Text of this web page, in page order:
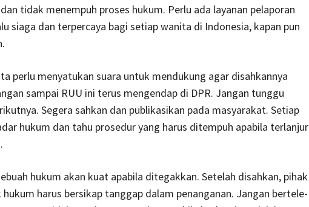
tidak menempuh proses hukum. Perlu ada layanan pelaporan
siaga dan terpercaya bagi setiap wanita di Indonesia, kapan pun
perlu menyatukan suara untuk mendukung agar disahkannya
sampai RUU ini terus mengendap di DPR. Jangan tunggu
Segera sahkan dan publikasikan pada masyarakat. Setiap
hukum dan tahu prosedur yang harus ditempuh apabila terlanjur
hukum akan kuat apabila ditegakkan. Setelah disahkan, pihak
harus bersikap tanggap dalam penanganan. Jangan bertele-